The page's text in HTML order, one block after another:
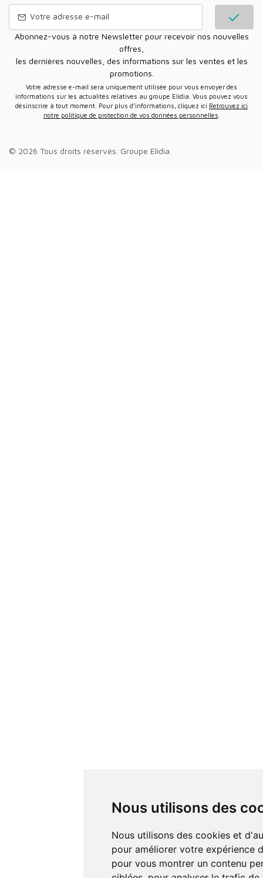
Nous utilisons des
Nous utilisons des cookies et d'autres technologies de suivi
pour améliorer votre expérience
pour vous montrer un contenu
Abonnez-vous à notre Newsletter pour recevoir nos nouvelles
offres,
les dernières nouvelles, des informations sur les ventes et les
promotions.
Votre adresse e-mail sera uniquement utilisée pour vous envoyer des
informations sur les actualités relatives au groupe Elidia. Vous pouvez vous
désinscrire à tout moment. Pour plus d’informations, cliquez ici Retrouvez ici
notre politique de protection de vos données personnelles
© 2026 Tous droits réservés. Groupe Elidia